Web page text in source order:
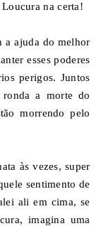
na certa!
a ajuda do melhor
esses poderes
perigos. Juntos
ronda a morte do
morrendo pelo
às vezes, super
sentimento de
ali em cima, se
imagina uma